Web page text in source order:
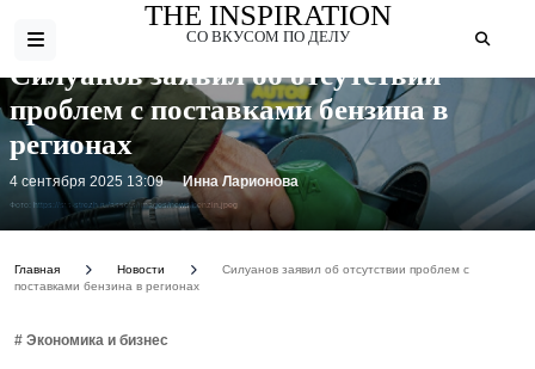
THE INSPIRATION
СО ВКУСОМ ПО ДЕЛУ
Фото: https://sts-strezh.ru/assets/images/news/benzin.jpeg
Силуанов заявил об отсутствии
проблем с поставками бензина в
регионах
4 сентября 2025 13:09 Инна Ларионова
Главная Новости
Силуанов заявил об отсутствии проблем с
поставками бензина в регионах
# Экономика и бизнес